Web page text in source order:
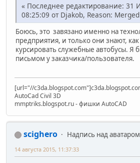
« Последнее редактирование: 31
08:25:09 от Djakob, Reason:
Боюсь, это завязано именно на
предприятия, и только они знают, как
курсировать служебные автобусы. Я
письмом у заказчика/пользователя.
[url="//
AutoCad Civil 3D
mmptriks.blogspot.ru - фишки AutoCAD
scighero
Надпись над аватаром
14 августа 2015, 11:37:33